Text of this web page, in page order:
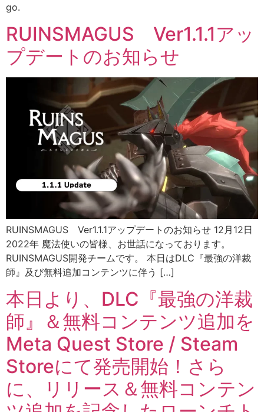
go.
RUINSMAGUS Ver1.1.1アッ
プデートのお知らせ
RUINSMAGUS Ver1.1.1アップデートのお知らせ 12月12日
2022年 魔法使いの皆様、お世話になっております。
RUINSMAGUS開発チームです。 本日はDLC『最強の洋裁
師』及び無料追加コンテンツに伴う […]
本日より、DLC『最強の洋裁
師』＆無料コンテンツ追加を
Meta Quest Store / Steam
Storeにて発売開始！さら
に、リリース＆無料コンテン